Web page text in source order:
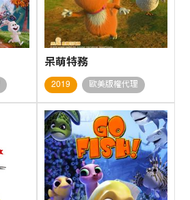
呆萌特務
2019 歐美版權代理